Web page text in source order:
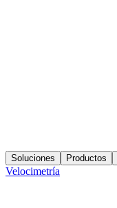
Soluciones Productos
Velocimetría